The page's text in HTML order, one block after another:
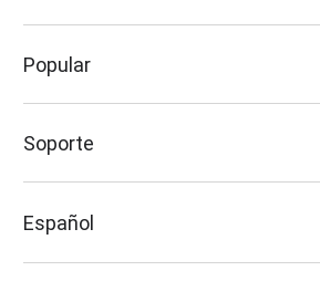
Popular
Soporte
Español